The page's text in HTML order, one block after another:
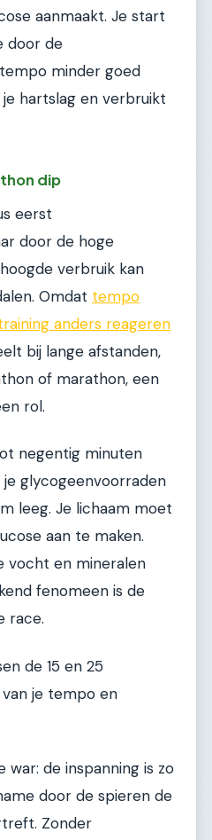
aanmaakt. Je start
door de
minder goed
hartslag en verbruikt
dip
eerst
door de hoge
verbruik kan
Omdat tempo
anders reageren
bij lange afstanden,
of marathon, een
rol.
negentig minuten
glycogeenvoorraden
leeg. Je lichaam moet
aan te maken.
vocht en mineralen
fenomeen is de
race.
de 15 en 25
je tempo en
war: de inspanning is zo
door de spieren de
Zonder